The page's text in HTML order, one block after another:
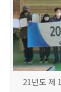
21년도 제